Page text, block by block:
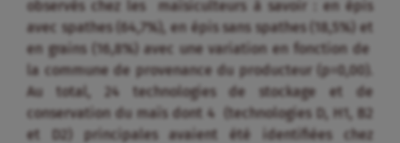
observés chez les maïsiculteurs à savoir : en épis
avec spathes (64,7%), en épis sans spathes (18,5%) et
en grains (16,8%) avec une variation en fonction de
la commune de provenance du producteur (p=0,00).
Au total, 24 technologies de stockage et de
conservation du maïs dont 4 (technologies D, H1, B2
et D2) principales avaient été identifiées chez